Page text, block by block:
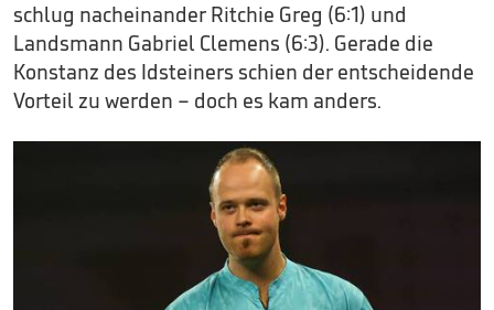
schlug nacheinander Ritchie Greg (6:1) und
Landsmann Gabriel Clemens (6:3). Gerade die
Konstanz des Idsteiners schien der entscheidende
Vorteil zu werden – doch es kam anders.